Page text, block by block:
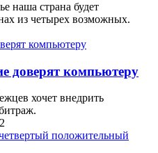
наша страна будет
из четырех возможных.
доверят компьютеру
хочет внедрить